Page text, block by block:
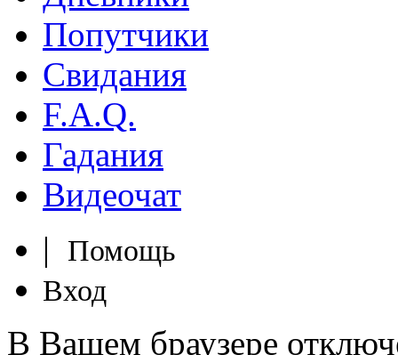
Попутчики
Свидания
F.A.Q.
Гадания
Видеочат
|
Помощь
Вход
В Вашем браузере